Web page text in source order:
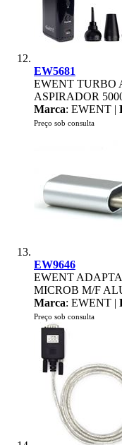
EW5681
EWENT TURBO
ASPIRADOR
Marca: EWENT |
Preço sob consulta
EW9646
EWENT
MICROB M/F
Marca: EWENT |
Preço sob consulta